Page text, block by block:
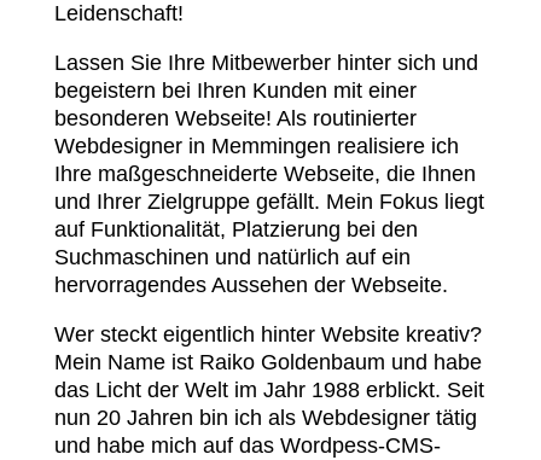
Leidenschaft!
Lassen Sie Ihre Mitbewerber hinter sich und
begeistern bei Ihren Kunden mit einer
besonderen Webseite! Als routinierter
Webdesigner in Memmingen realisiere ich
Ihre maßgeschneiderte Webseite, die Ihnen
und Ihrer Zielgruppe gefällt. Mein Fokus liegt
auf Funktionalität, Platzierung bei den
Suchmaschinen und natürlich auf ein
hervorragendes Aussehen der Webseite.
Wer steckt eigentlich hinter Website kreativ?
Mein Name ist Raiko Goldenbaum und habe
das Licht der Welt im Jahr 1988 erblickt. Seit
nun 20 Jahren bin ich als Webdesigner tätig
und habe mich auf das Wordpess-CMS-